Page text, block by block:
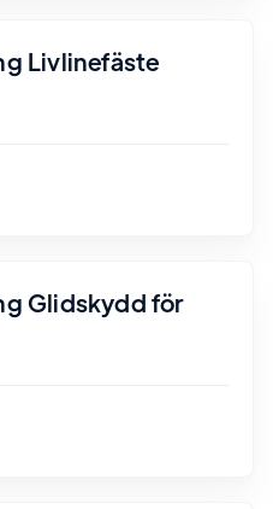
Livlinefäste
Glidskydd för